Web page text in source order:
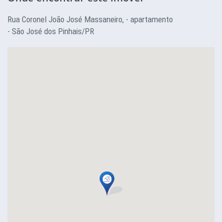
Rua Coronel João José Massaneiro, - apartamento
- São José dos Pinhais/PR